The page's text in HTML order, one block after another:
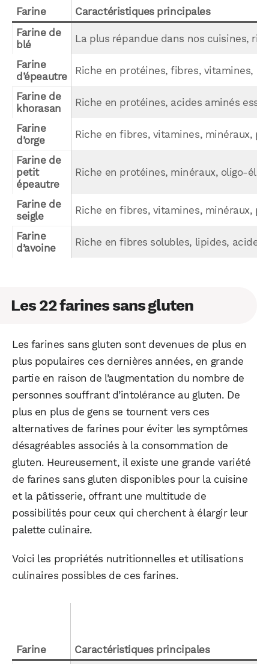
Farine
Caractéristiques principales
Farine de
blé
La plus répandue dans nos cuisines,
Farine
d’épeautre
Riche en protéines, fibres, vitamines,
Farine de
khorasan
Riche en protéines, acides aminés
Farine
d’orge
Riche en fibres, vitamines, minéraux,
Farine de
petit
épeautre
Riche en protéines, minéraux, oligo-
Farine de
seigle
Riche en fibres, vitamines, minéraux,
Farine
d’avoine
Riche en fibres solubles, lipides, acides
Les 22 farines sans gluten
Les farines sans gluten sont devenues de plus en
plus populaires ces dernières années, en grande
partie en raison de l’augmentation du nombre de
personnes souffrant d’intolérance au gluten. De
plus en plus de gens se tournent vers ces
alternatives de farines pour éviter les symptômes
désagréables associés à la consommation de
gluten. Heureusement, il existe une grande variété
de farines sans gluten disponibles pour la cuisine
et la pâtisserie, offrant une multitude de
possibilités pour ceux qui cherchent à élargir leur
palette culinaire.
Voici les propriétés nutritionnelles et utilisations
culinaires possibles de ces farines.
Farine
Caractéristiques principales